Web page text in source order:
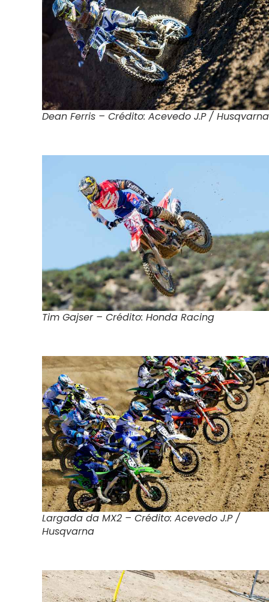
Dean Ferris – Crédito: Acevedo J.P / Husqvarna
Tim Gajser – Crédito: Honda Racing
Largada da MX2 – Crédito: Acevedo J.P /
Husqvarna